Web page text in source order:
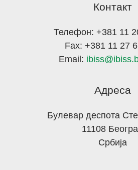
Контакт
Телефон: +381 11
Fax: +381 11 27
Email:
Адреса
Булевар деспота
11108
Србија